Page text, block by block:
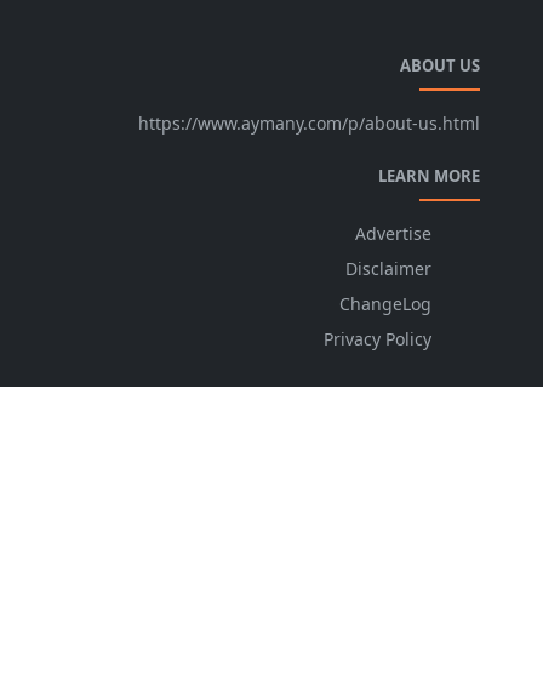
ABOUT US
https://www.aymany.com/p/about-us.html
LEARN MORE
Advertise
Disclaimer
ChangeLog
Privacy Policy